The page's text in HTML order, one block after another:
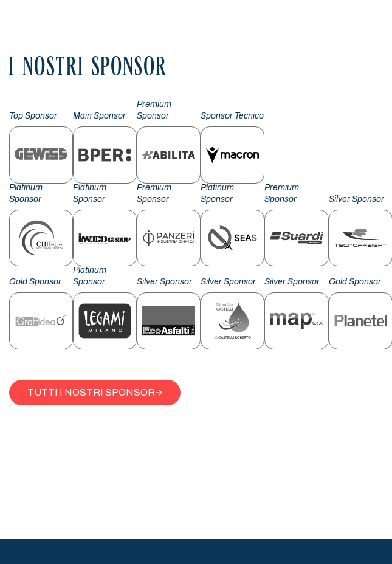
I NOSTRI SPONSOR
Top Sponsor Main Sponsor
Premium
Sponsor
Sponsor Tecnico
Platinum
Sponsor
Platinum
Sponsor
Premium
Sponsor
Platinum
Sponsor
Premium
Sponsor
Silver Sponsor
Gold Sponsor
Platinum
Sponsor
Silver Sponsor Silver Sponsor Silver Sponsor Gold Sponsor
TUTTI I NOSTRI SPONSOR